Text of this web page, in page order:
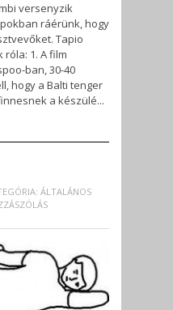
versenyzik
ráérünk, hogy
Tapio
róla: 1. A film
ban, 30-40
hogy a Balti tenger
a készülé...
ÁLTALÁNOS